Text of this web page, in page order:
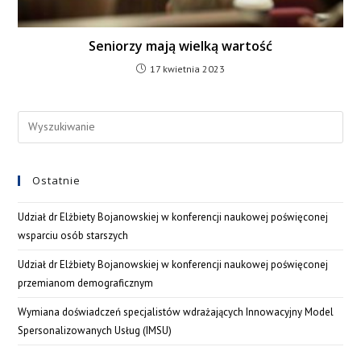
Seniorzy mają wielką wartość
17 kwietnia 2023
Ostatnie
Udział dr Elżbiety Bojanowskiej w konferencji naukowej poświęconej
wsparciu osób starszych
Udział dr Elżbiety Bojanowskiej w konferencji naukowej poświęconej
przemianom demograficznym
Wymiana doświadczeń specjalistów wdrażających Innowacyjny Model
Spersonalizowanych Usług (IMSU)